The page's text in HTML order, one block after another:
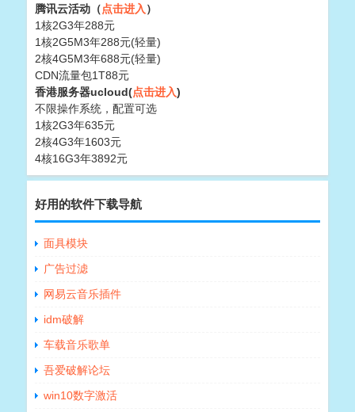
腾讯云活动（点击进入）
1核2G3年288元
1核2G5M3年288元(轻量)
2核4G5M3年688元(轻量)
CDN流量包1T88元
香港服务器ucloud(点击进入)
不限操作系统，配置可选
1核2G3年635元
2核4G3年1603元
4核16G3年3892元
好用的软件下载导航
面具模块
广告过滤
网易云音乐插件
idm破解
车载音乐歌单
吾爱破解论坛
win10数字激活